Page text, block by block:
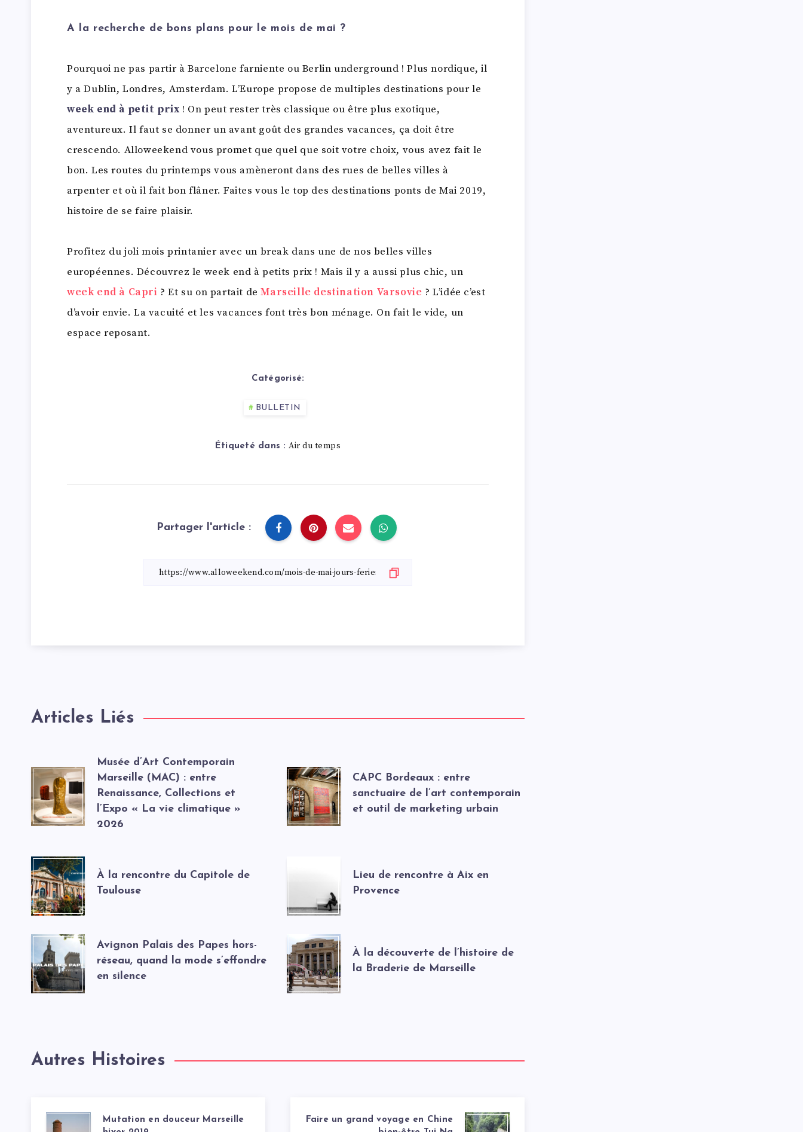
A la recherche de bons plans pour le mois de mai ?
Pourquoi ne pas partir à Barcelone farniente ou Berlin underground ! Plus nordique, il
y a Dublin, Londres, Amsterdam. L’Europe propose de multiples destinations pour le
week end à petit prix! On peut rester très classique ou être plus exotique,
aventureux. Il faut se donner un avant goût des grandes vacances, ça doit être
crescendo. Alloweekend vous promet que quel que soit votre choix, vous avez fait le
bon. Les routes du printemps vous amèneront dans des rues de belles villes à
arpenter et où il fait bon flâner. Faites vous le top des destinations ponts de Mai 2019,
histoire de se faire plaisir.
Profitez du joli mois printanier avec un break dans une de nos belles villes
européennes. Découvrez le week end à petits prix ! Mais il y a aussi plus chic, un
week end à Capri ? Et su on partait deMarseille destination Varsovie ? L’idée c’est
d’avoir envie. La vacuité et les vacances font très bon ménage. On fait le vide, un
espace reposant.
Catégorisé:
BULLETIN
Étiqueté dans : Air du temps
Partager l'article :
Articles Liés
Musée d’Art Contemporain
Marseille (MAC) : entre
Renaissance, Collections et
l’Expo « La vie climatique »
2026
CAPC Bordeaux : entre
sanctuaire de l’art contemporain
et outil de marketing urbain
À la rencontre du Capitole de
Toulouse
Lieu de rencontre à Aix en
Provence
Avignon Palais des Papes hors-
réseau, quand la mode s’effondre
en silence
À la découverte de l’histoire de
la Braderie de Marseille
Autres Histoires
Faire un grand voyage en Chine
Mutation en douceur Marseille